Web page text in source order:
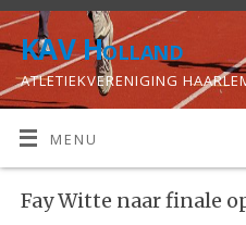
KAV Holland
ATLETIEKVERENIGING
MENU
Fay Witte naar finale